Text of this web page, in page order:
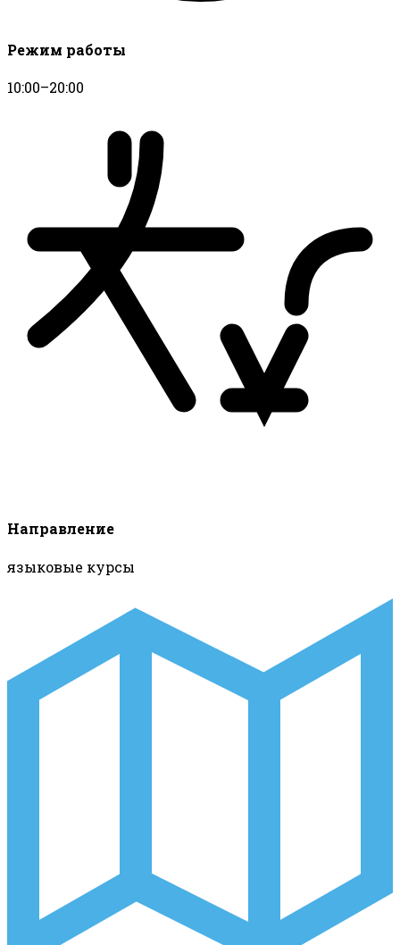
Режим работы
10:00–20:00
Направление
языковые курсы